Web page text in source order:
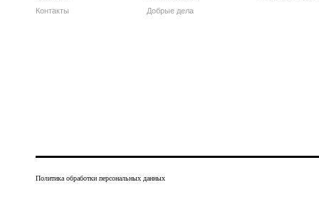
Контакты
Добрые дела
Политика обработки персональных данных